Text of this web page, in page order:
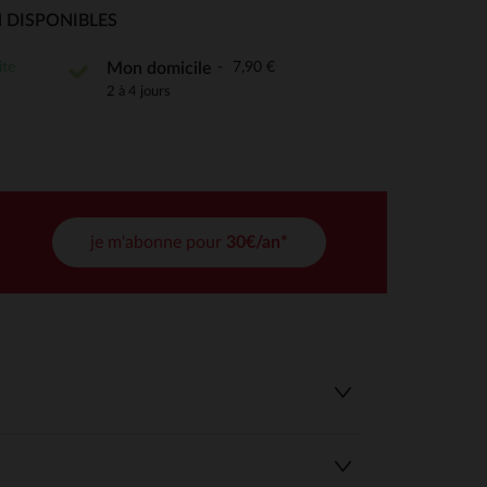
DISPONIBLES
Mon domicile 7,90 €
2 à 4 jours
je m'abonne pour 30€/an*